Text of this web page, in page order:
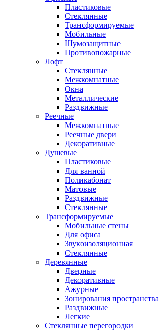
Пластиковые
Стеклянные
Трансформируемые
Мобильные
Шумозащитные
Противопожарные
Лофт
Стеклянные
Межкомнатные
Окна
Металлические
Раздвижные
Реечные
Межкомнатные
Реечные двери
Декоративные
Душевые
Пластиковые
Для ванной
Поликабонат
Матовые
Раздвижные
Стеклянные
Трансформируемые
Мобильные стены
Для офиса
Звукоизоляционная
Стеклянные
Деревянные
Дверные
Декоративные
Ажурные
Зонирования пространства
Раздвижные
Легкие
Стеклянные перегородки